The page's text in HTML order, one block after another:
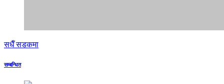
सधैँ सडकमा
सम्बन्धित